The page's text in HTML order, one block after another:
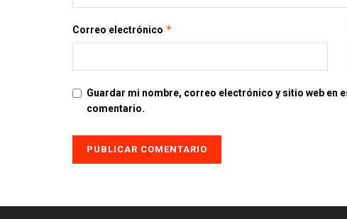
Correo electrónico *
Guardar mi nombre, correo electrónico y sitio web en
comentario.